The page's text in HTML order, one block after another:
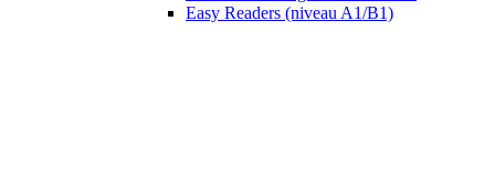
Easy Readers (niveau A1/B1)